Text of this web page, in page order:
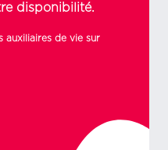
disponibilité.
auxiliaires de vie sur